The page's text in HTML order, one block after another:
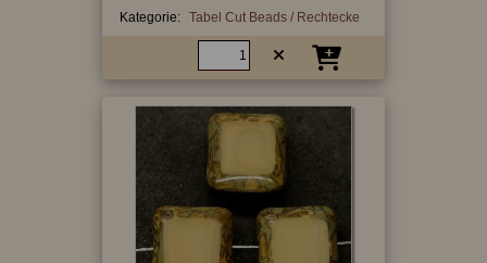
Kategorie: Tabel Cut Beads / Rechtecke